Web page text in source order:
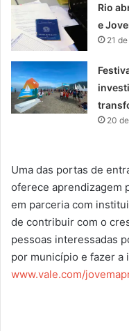
Rio
e
21
20
Uma das portas de
oferece aprendizagem
em parceria com
de contribuir com o
pessoas interessadas
por município e fazer a
www.vale.com/